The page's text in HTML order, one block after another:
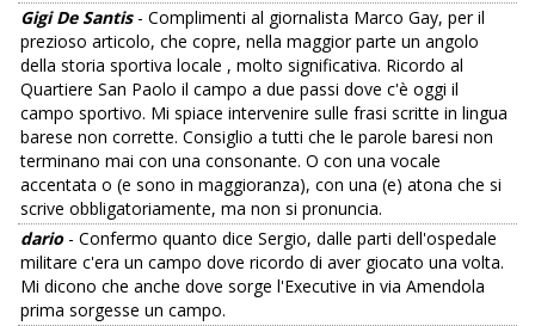
Gigi De Santis- Complimenti al giornalista Marco Gay, per il
prezioso articolo, che copre, nella maggior parte un angolo
della storia sportiva locale , molto significativa. Ricordo al
Quartiere San Paolo il campo a due passi dove c'è oggi il
campo sportivo. Mi spiace intervenire sulle frasi scritte in lingua
barese non corrette. Consiglio a tutti che le parole baresi non
terminano mai con una consonante. O con una vocale
accentata o (e sono in maggioranza), con una (e) atona che si
scrive obbligatoriamente, ma non si pronuncia.
dario- Confermo quanto dice Sergio, dalle parti dell'ospedale
militare c'era un campo dove ricordo di aver giocato una volta.
Mi dicono che anche dove sorge l'Executive in via Amendola
prima sorgesse un campo.